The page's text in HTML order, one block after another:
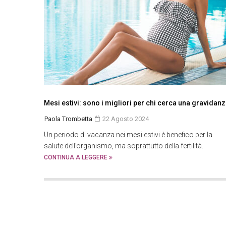
Mesi estivi: sono i migliori per chi cerca una
Paola Trombetta 22 Agosto 2024
Un periodo di vacanza nei mesi estivi è benefico per la
salute dell’organismo, ma soprattutto della fertilità.
CONTINUA A LEGGERE